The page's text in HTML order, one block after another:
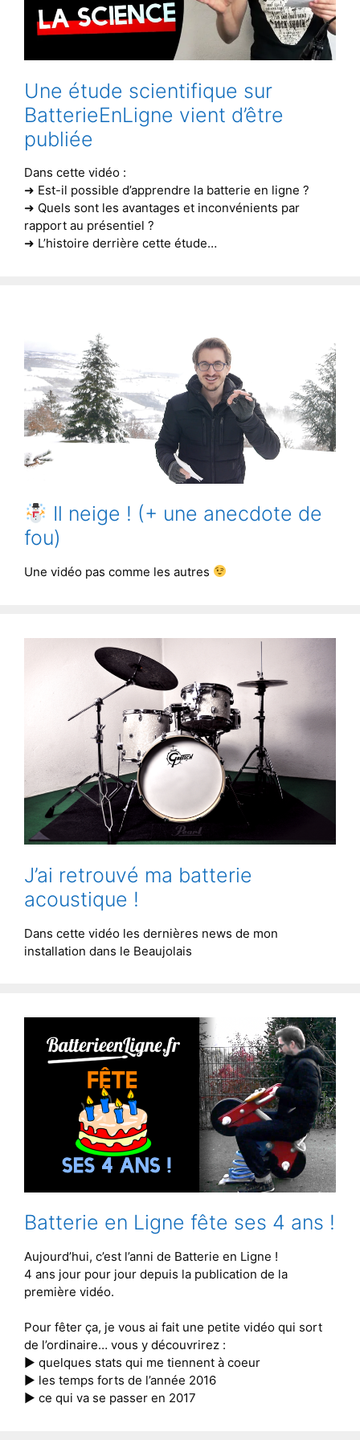
Une étude scientifique sur
BatterieEnLigne vient d’être
publiée
Dans cette vidéo :
➜ Est-il possible d’apprendre la batterie en ligne ?
➜ Quels sont les avantages et inconvénients par
rapport au présentiel ?
➜ L’histoire derrière cette étude…
Il neige ! (+ une anecdote de
fou)
Une vidéo pas comme les autres
J’ai retrouvé ma batterie
acoustique !
Dans cette vidéo les dernières news de mon
installation dans le Beaujolais
Batterie en Ligne fête ses 4 ans !
Aujourd’hui, c’est l’anni de Batterie en Ligne !
4 ans jour pour jour depuis la publication de la
première vidéo.
Pour fêter ça, je vous ai fait une petite vidéo qui sort
de l’ordinaire… vous y découvrirez :
▶︎ quelques stats qui me tiennent à coeur
▶︎ les temps forts de l’année 2016
▶︎ ce qui va se passer en 2017